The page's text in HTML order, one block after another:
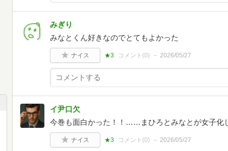
みぎり
みなとくん好きなのでとてもよかった
ナイス ★3 コメント(0) 2026/05/27
イ尹口欠
今巻も面白かった！！……まひろとみなとが女子化
ナイス ★3 コメント(0) 2026/05/27